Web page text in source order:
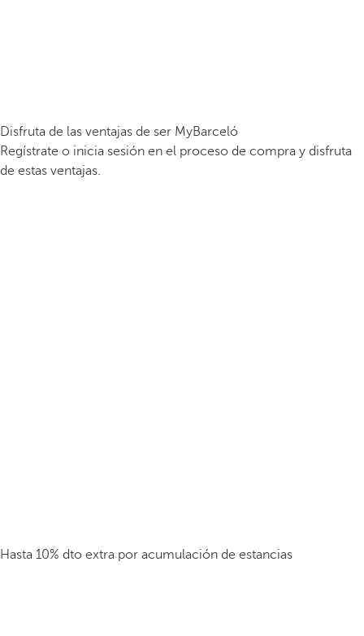
Disfruta de las ventajas de ser MyBarceló
Regístrate o inicia sesión en el proceso de compra y disfruta
de estas ventajas.
Hasta 10% dto extra por acumulación de estancias